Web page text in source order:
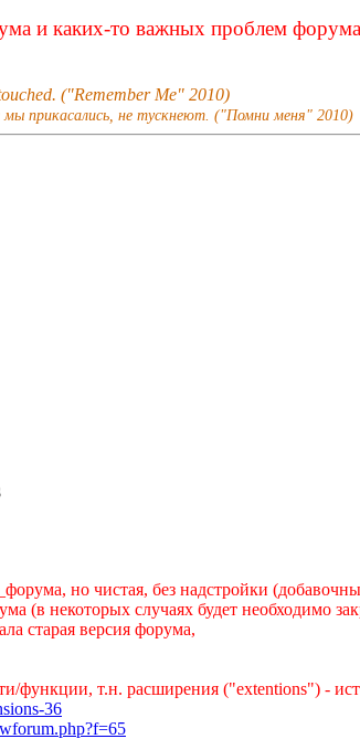
и каких-то важных проблем
("Remember Me" 2010)
прикасались, не тускнеют. ("Помни меня" 2010)
но чистая, без надстройки
(в некоторых случаях будет необходимо
старая версия форума,
функции, т.н. расширения ("extentions") -
36